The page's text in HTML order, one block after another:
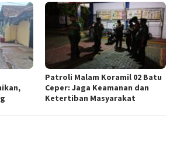
Patroli Malam Koramil 02 Batu
Ceper: Jaga Keamanan dan
Ketertiban Masyarakat